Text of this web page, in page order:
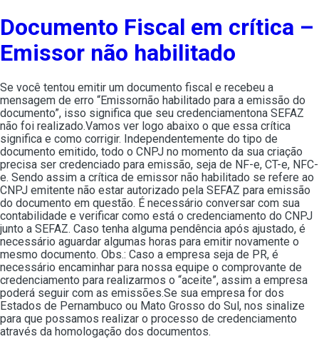
Documento Fiscal em crítica –
Emissor não habilitado
Se você tentou emitir um documento fiscal e recebeu a
mensagem de erro “Emissornão habilitado para a emissão do
documento”, isso significa que seu credenciamentona SEFAZ
não foi realizado.Vamos ver logo abaixo o que essa crítica
significa e como corrigir. Independentemente do tipo de
documento emitido, todo o CNPJ no momento da sua criação
precisa ser credenciado para emissão, seja de NF-e, CT-e, NFC-
e. Sendo assim a crítica de emissor não habilitado se refere ao
CNPJ emitente não estar autorizado pela SEFAZ para emissão
do documento em questão. É necessário conversar com sua
contabilidade e verificar como está o credenciamento do CNPJ
junto a SEFAZ. Caso tenha alguma pendência após ajustado, é
necessário aguardar algumas horas para emitir novamente o
mesmo documento. Obs.: Caso a empresa seja de PR, é
necessário encaminhar para nossa equipe o comprovante de
credenciamento para realizarmos o “aceite”, assim a empresa
poderá seguir com as emissões.Se sua empresa for dos
Estados de Pernambuco ou Mato Grosso do Sul, nos sinalize
para que possamos realizar o processo de credenciamento
através da homologação dos documentos.